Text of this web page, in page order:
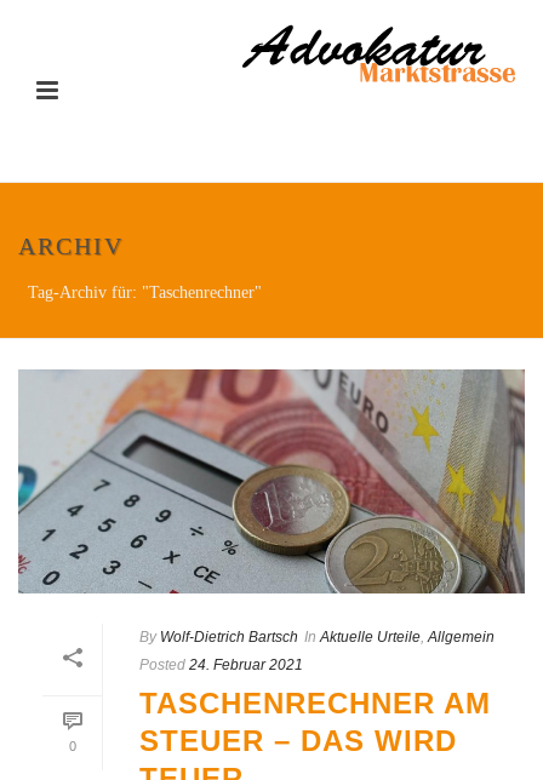
ARCHIV
Tag-Archiv für: "Taschenrechner"
0
By Wolf-Dietrich Bartsch In Aktuelle Urteile Allgemein
Posted 24. Februar 2021
TASCHENRECHNER AM
STEUER – DAS WIRD